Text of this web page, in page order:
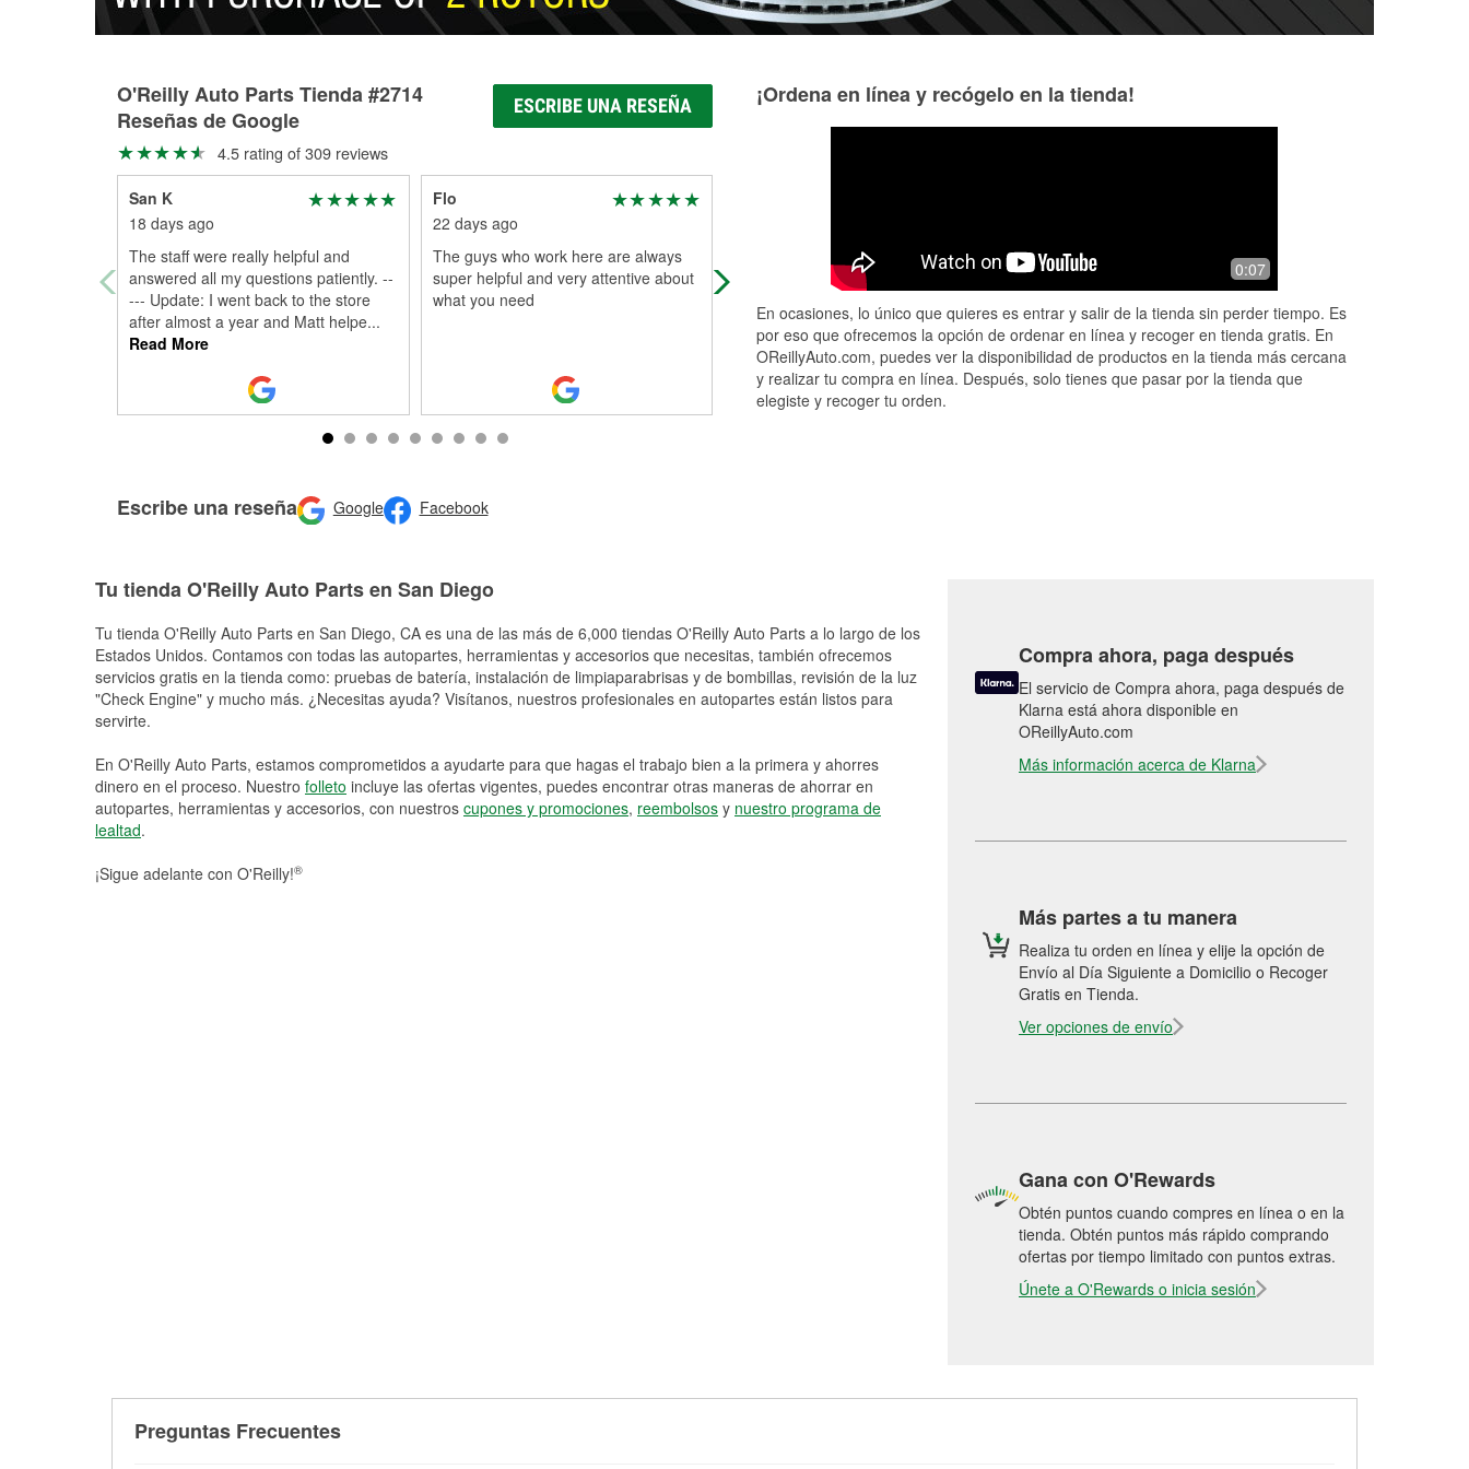
O'Reilly Auto Parts Tienda #2714
Reseñas de Google
ESCRIBE UNA RESEÑA
4.5 rating of 309 reviews
San K
18 days ago
The staff were really helpful and
answered all my questions patiently. --
--- Update: I went back to the store
after almost a year and Matt helpe...
Read More
Flo
22 days ago
The guys who work here are always
super helpful and very attentive about
what you need
Came in today for a quick purchase
and the employees were very helpful. I
for coming out and helping me fi...
Read More
Justin is absolutely AWESOME. He
helped me with what products i should
issues was having. 10/10 customer
se... Read More
my batteries
Escribe una reseña Google Facebook
¡Ordena en línea y recógelo en la tienda!
0:07
En ocasiones, lo único que quieres es entrar y salir de la tienda sin perder tiempo. Es
por eso que ofrecemos la opción de ordenar en línea y recoger en tienda gratis. En
OReillyAuto.com, puedes ver la disponibilidad de productos en la tienda más cercana
y realizar tu compra en línea. Después, solo tienes que pasar por la tienda que
elegiste y recoger tu orden.
Tu tienda O'Reilly Auto Parts en San Diego
Tu tienda O'Reilly Auto Parts en San Diego, CA es una de las más de 6,000 tiendas O'Reilly Auto Parts a lo largo de los
Estados Unidos. Contamos con todas las autopartes, herramientas y accesorios que necesitas, también ofrecemos
servicios gratis en la tienda como: pruebas de batería, instalación de limpiaparabrisas y de bombillas, revisión de la luz
"Check Engine" y mucho más. ¿Necesitas ayuda? Visítanos, nuestros profesionales en autopartes están listos para
servirte.
En O'Reilly Auto Parts, estamos comprometidos a ayudarte para que hagas el trabajo bien a la primera y ahorres
dinero en el proceso. Nuestro folleto incluye las ofertas vigentes, puedes encontrar otras maneras de ahorrar en
autopartes, herramientas y accesorios, con nuestros cupones y promociones, reembolsos y nuestro programa de
lealtad.
¡Sigue adelante con O'Reilly!®
Compra ahora, paga después
El servicio de Compra ahora, paga después de
Klarna está ahora disponible en
OReillyAuto.com
Más información acerca de Klarna
Más partes a tu manera
Realiza tu orden en línea y elije la opción de
Envío al Día Siguiente a Domicilio o Recoger
Gratis en Tienda.
Ver opciones de envío
Gana con O'Rewards
Obtén puntos cuando compres en línea o en la
tienda. Obtén puntos más rápido comprando
ofertas por tiempo limitado con puntos extras.
Únete a O'Rewards o inicia sesión
Preguntas Frecuentes